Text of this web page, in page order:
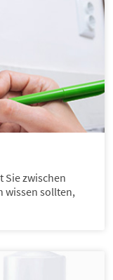
Sie zwischen
wissen sollten,